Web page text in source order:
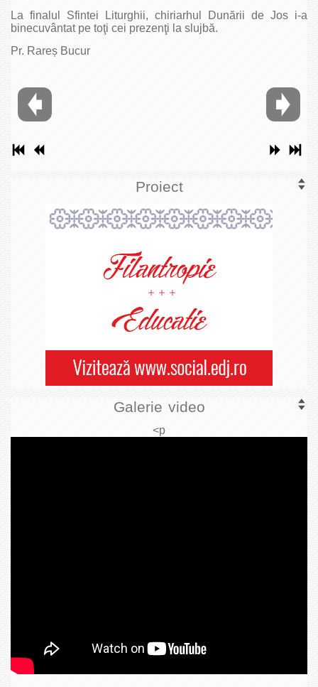
La finalul Sfintei Liturghii, chiriarhul Dunării de Jos i-a
binecuvântat pe toţi cei prezenţi la slujbă.
Pr. Rareș Bucur
Proiect
Galerie video
<p